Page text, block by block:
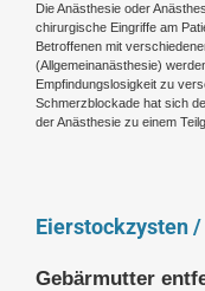
Die Anästhesie oder
chirurgische Eingriffe am
Betroffenen mit
(Allgemeinanästhesie)
Empfindungslosigkeit zu
Schmerzblockade hat sich
der Anästhesie zu einem
Eierstockzysten
Gebärmutter